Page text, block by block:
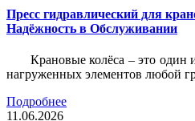
Пресс гидравлический для
Надёжность в Обслуживании
Крановые колёса – это один
нагруженных элементов любой
Подробнее
11.06.2026